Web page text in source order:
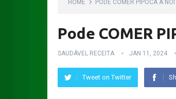
HOME PODE COMER PIPOCA À
Pode COMER
SAUDÁVEL RECEITA JAN 11, 2024
Tweet on Twitter